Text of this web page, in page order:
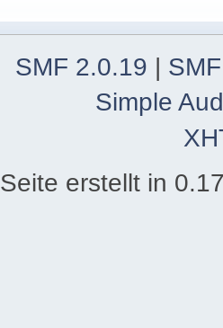
SMF 2.0.19 |
Simple
Seite erstellt in